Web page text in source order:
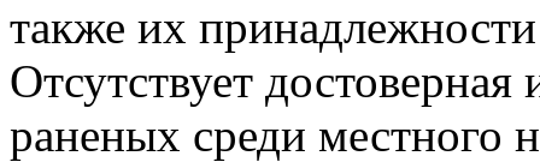
также их
Отсутствует
раненых среди местного